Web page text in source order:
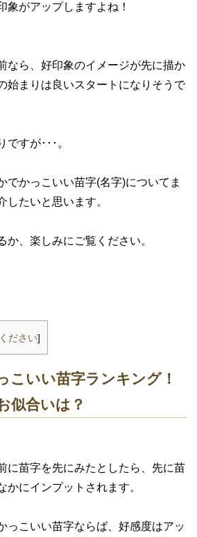
象がアップしますよね！
なら、好印象のイメージが先に描か
始まりは良いスタートになりそうで
ですが･･･。
でかっこいい苗字(名字)についてま
したいと思います。
か、楽しみにご覧ください。
ださい]
こいい苗字ランキング！
似合いは？
に苗字を先にみたとしたら、先に苗
かにインプットされます。
っこいい苗字ならば、好感度はアッ